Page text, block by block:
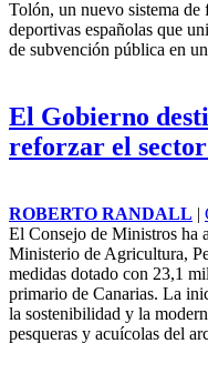
Tolón, un nuevo sistema de
deportivas españolas que
de subvención pública en
El Gobierno
reforzar el
ROBERTO RANDALL |
El Consejo de Ministros ha
Ministerio de Agricultura,
medidas dotado con 23,1
primario de Canarias. La
la sostenibilidad y la
pesqueras y acuícolas del